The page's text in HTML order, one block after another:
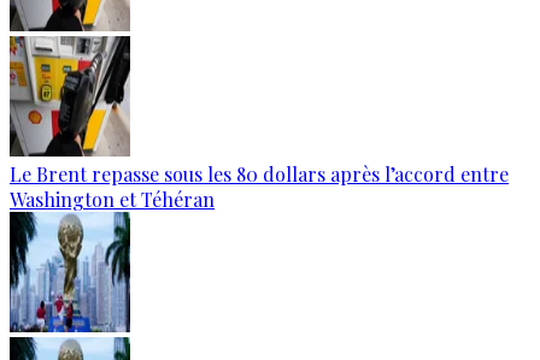
Le Brent repasse sous les 80 dollars après l’accord entre
Washington et Téhéran